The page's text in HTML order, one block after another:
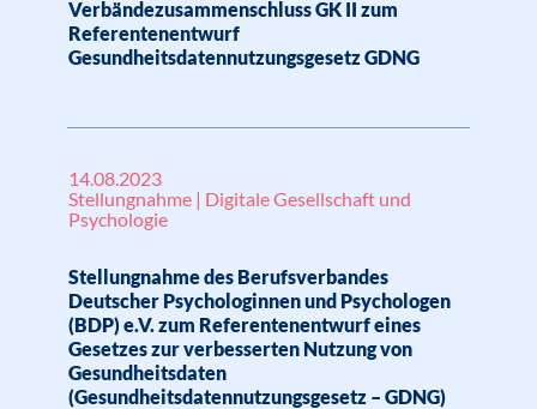
Verbändezusammenschluss GK II zum
Referentenentwurf
Gesundheitsdatennutzungsgesetz GDNG
14.08.2023
Stellungnahme | Digitale Gesellschaft und
Psychologie
Stellungnahme des Berufsverbandes
Deutscher Psychologinnen und Psychologen
(BDP) e.V. zum Referentenentwurf eines
Gesetzes zur verbesserten Nutzung von
Gesundheitsdaten
(Gesundheitsdatennutzungsgesetz – GDNG)